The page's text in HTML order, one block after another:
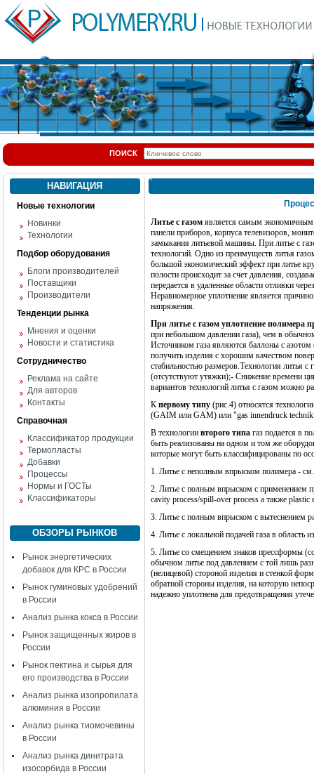
ПОИСК
НАВИГАЦИЯ
Новые технологии
Новинки
Технологии
Подбор оборудования
Блоги производителей
Поставщики
Производители
Тенденции рынка
Мнения и оценки
Новости и статистика
Сотрудничество
Реклама на сайте
Для авторов
Контакты
Справочная
Классификатор продукции
Термопласты
Добавки
Процессы
Нормы и ГОСТы
Классификаторы
ОБЗОРЫ РЫНКОВ
Рынок энергетических
добавок для КРС в России
Рынок гуминовых удобрений
в России
Анализ рынка кокса в России
Рынок защищенных жиров в
России
Рынок пектина и сырья для
его производства в России
Анализ рынка изопропилата
алюминия в России
Анализ рынка тиомочевины
в России
Анализ рынка динитрата
изосорбида в России
Литье с газом является самым экономичным
панели приборов, корпуса телевизоров,
замыкания литьевой машины. При литье с
технологий. Одно из преимуществ литья
большой экономический эффект при литье
полости происходит за счет давления,
передается в удаленные области отливки
Неравномерное уплотнение является
напряжения.
При литье с газом уплотнение полимера
при небольшом давлении газа), чем в
Источником газа являются баллоны с азотом
получить изделия с хорошим качеством
стабильностью размеров.Технология литья с
(отсутствуют утяжки);- Снижение времени
вариантов технологий литья с газом можно
К первому типу (рис.4) относятся
(GAIM или GAM) или "gas innendruck technik
В технологии второго типа газ подается в
быть реализованы на одном и том же
которые могут быть классифицированы по
1. Литье с неполным впрыском полимера -
2. Литье с полным впрыском с применением
cavity process/spill-over process а также plastic
3. Литье с полным впрыском с вытеснением
4. Литье с локальной подачей газа в область
5. Литье со смещением знаков прессформы
обычном литье под давлением с той лишь
(нелицевой) стороной изделия и стенкой
обратной стороны изделия, на которую
надежно уплотнена для предотвращения